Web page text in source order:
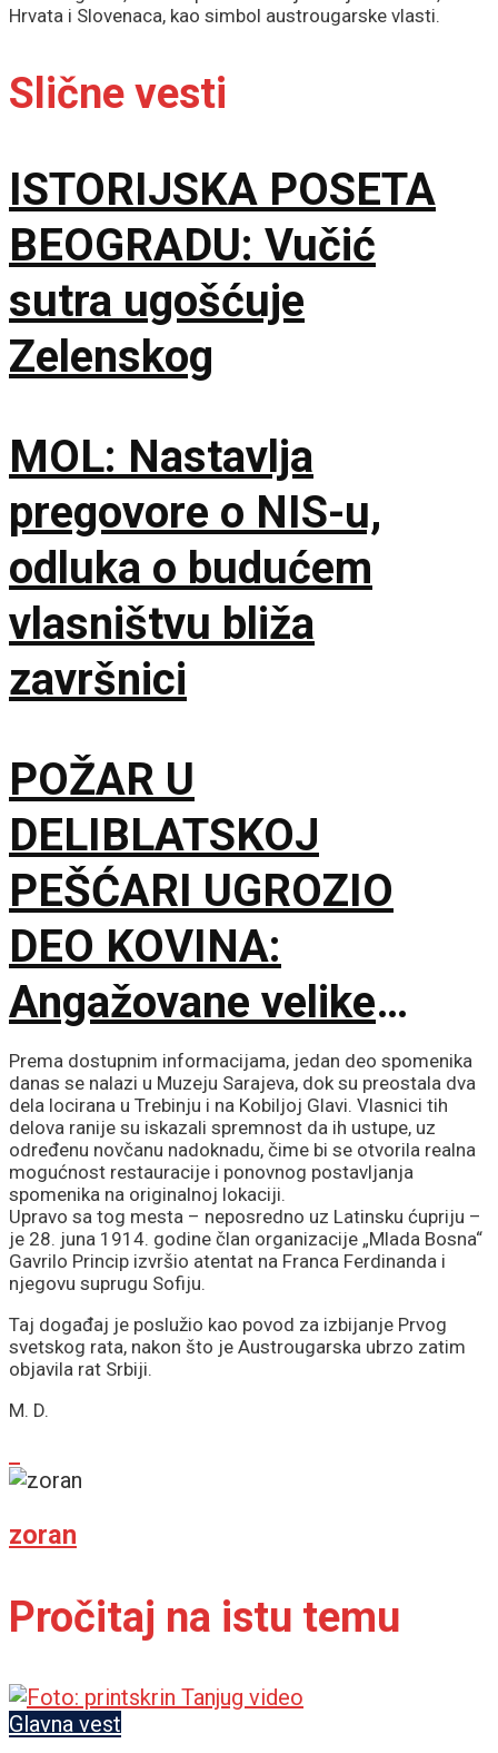
Hrvata i Slovenaca, kao simbol austrougarske vlasti.
Slične vesti
ISTORIJSKA POSETA
BEOGRADU: Vučić
sutra ugošćuje
Zelenskog
MOL: Nastavlja
pregovore o NIS-u,
odluka o budućem
vlasništvu bliža
završnici
POŽAR U
DELIBLATSKOJ
PEŠĆARI UGROZIO
DEO KOVINA:
Angažovane velike
snage za zaštitu
imovine i prirodnih
resursa
Prema dostupnim informacijama, jedan deo spomenika
danas se nalazi u Muzeju Sarajeva, dok su preostala dva
dela locirana u Trebinju i na Kobiljoj Glavi. Vlasnici tih
delova ranije su iskazali spremnost da ih ustupe, uz
određenu novčanu nadoknadu, čime bi se otvorila realna
mogućnost restauracije i ponovnog postavljanja
spomenika na originalnoj lokaciji.
Upravo sa tog mesta – neposredno uz Latinsku ćupriju –
je 28. juna 1914. godine član organizacije „Mlada Bosna“
Gavrilo Princip izvršio atentat na Franca Ferdinanda i
njegovu suprugu Sofiju.
Taj događaj je poslužio kao povod za izbijanje Prvog
svetskog rata, nakon što je Austrougarska ubrzo zatim
objavila rat Srbiji.
M. D.
zoran
Pročitaj na istu temu
Glavna vest